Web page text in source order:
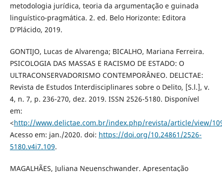
metodologia jurídica, teoria da argumentação e guinada
linguístico-pragmática. 2. ed. Belo Horizonte: Editora
D’Plácido, 2019.
GONTIJO, Lucas de Alvarenga; BICALHO, Mariana Ferreira.
PSICOLOGIA DAS MASSAS E RACISMO DE ESTADO: O
ULTRACONSERVADORISMO CONTEMPORÂNEO. DELICTAE:
Revista de Estudos Interdisciplinares sobre o Delito, [S.l.], v.
4, n. 7, p. 236-270, dez. 2019. ISSN 2526-5180. Disponível
em:
<http://www.delictae.com.br/index.php/revista/article/view/
Acesso em: jan./2020. doi: https://doi.org/10.24861/2526-
5180.v4i7.109.
MAGALHÃES, Juliana Neuenschwander. Apresentação